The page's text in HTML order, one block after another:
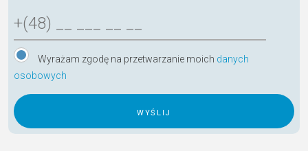
Wyrażam zgodę na przetwarzanie moich danych
osobowych
A